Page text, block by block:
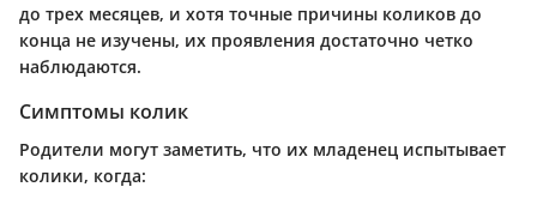
до трех месяцев, и хотя точные причины коликов до
конца не изучены, их проявления достаточно четко
наблюдаются.
Симптомы колик
Родители могут заметить, что их младенец испытывает
колики, когда: